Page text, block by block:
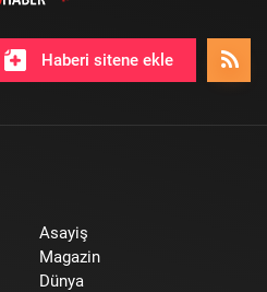
Haberi sitene ekle
Asayiş
Magazin
Dünya